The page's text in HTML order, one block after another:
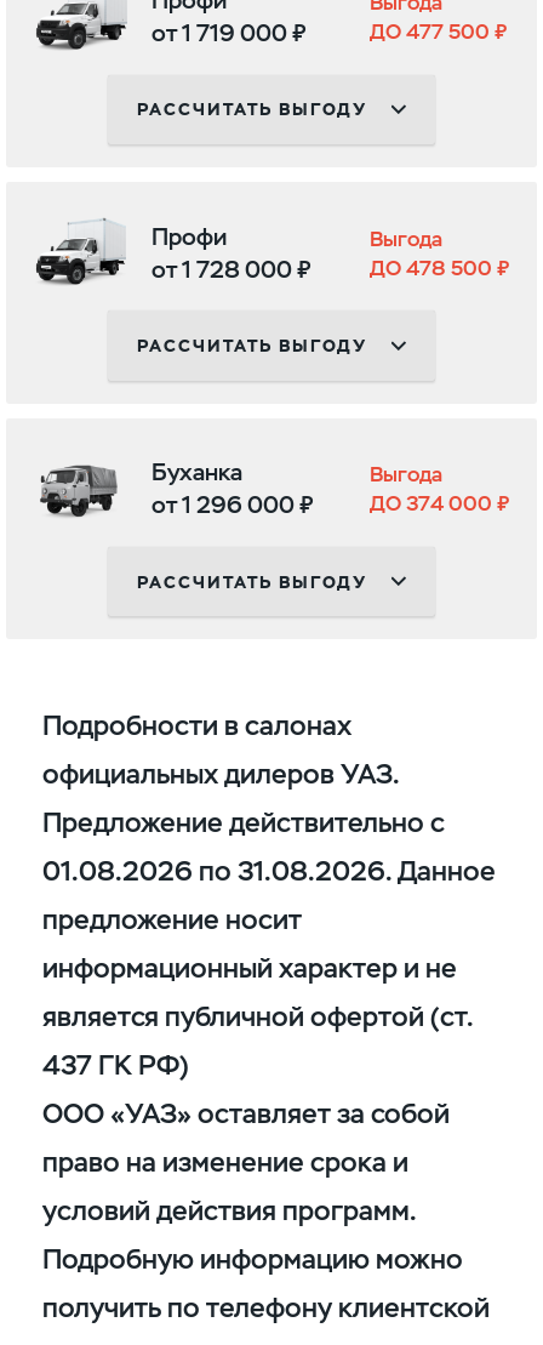
от 1 719 000 ₽
ДО 477 500 ₽
РАССЧИТАТЬ ВЫГОДУ
Профи
от 1 728 000 ₽
Выгода
ДО 478 500 ₽
РАССЧИТАТЬ ВЫГОДУ
Буханка
от 1 296 000 ₽
Выгода
ДО 374 000 ₽
РАССЧИТАТЬ ВЫГОДУ
Подробности в салонах
официальных дилеров УАЗ.
Предложение действительно с
01.08.2026 по 31.08.2026. Данное
предложение носит
информационный характер и не
является публичной офертой (ст.
437 ГК РФ)
ООО «УАЗ» оставляет за собой
право на изменение срока и
условий действия программ.
Подробную информацию можно
получить по телефону клиентской